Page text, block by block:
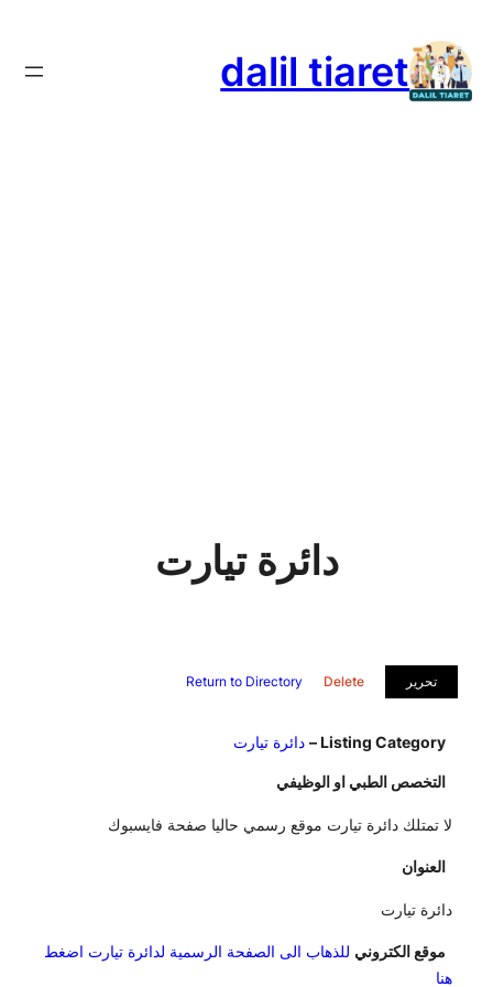
إلى
المحتوى
dalil tiaret
دائرة تيارت
تحرير Delete
Return to Directory
Listing Category – دائرة تيارت
التخصص الطبي او الوظيفي
لا تمتلك دائرة تيارت موقع رسمي حاليا صفحة فايسبوك
العنوان
دائرة تيارت
موقع الكتروني للذهاب الى الصفحة الرسمية لدائرة تيارت اضغط
هنا